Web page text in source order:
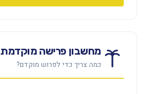
מחשבון פרישה מוקדמת
כמה צריך כדי לפרוש מוקדם?